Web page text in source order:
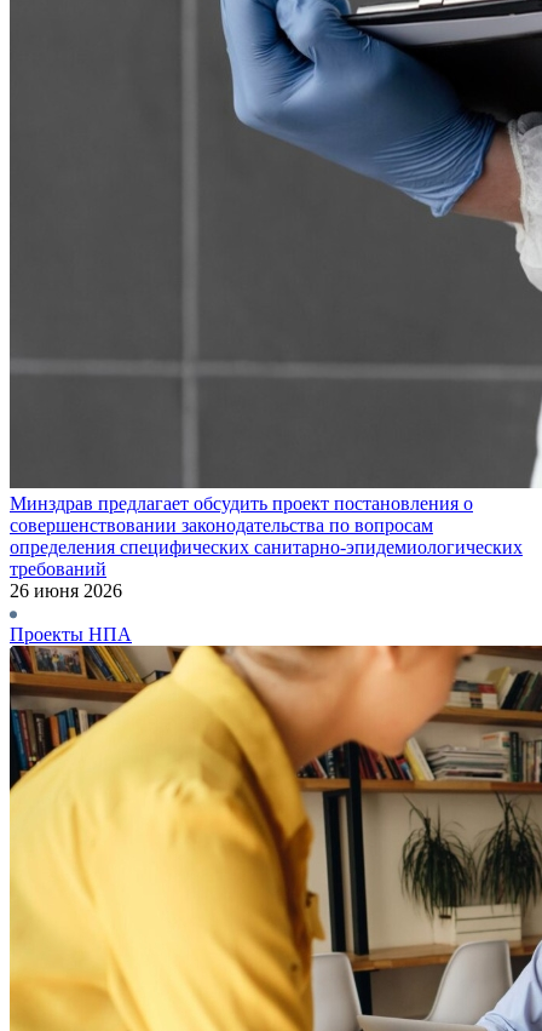
Минздрав предлагает обсудить проект постановления о
совершенствовании законодательства по вопросам
определения специфических санитарно-эпидемиологических
требований
26 июня 2026
Проекты НПА